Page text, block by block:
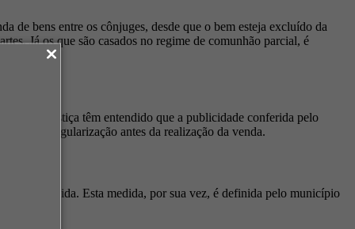
de bens entre os cônjuges, desde que o bem esteja excluído da
Já os que são casados no regime de comunhão parcial, é
de Justiça têm entendido que a publicidade conferida pelo
a regularização antes da realização da venda.
indefinida. Esta medida, por sua vez, é definida pelo município